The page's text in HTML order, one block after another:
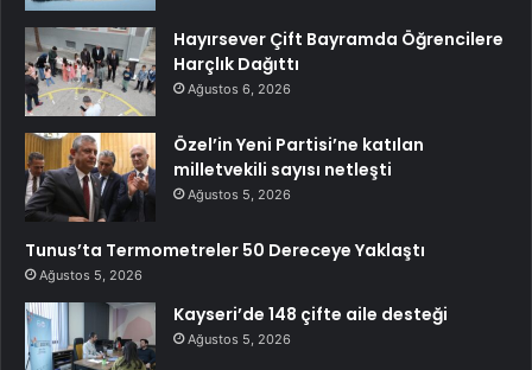
Hayırsever Çift Bayramda Öğrencilere
Harçlık Dağıttı
Ağustos 6, 2026
Özel’in Yeni Partisi’ne katılan
milletvekili sayısı netleşti
Ağustos 5, 2026
Tunus’ta Termometreler 50 Dereceye Yaklaştı
Ağustos 5, 2026
Kayseri’de 148 çifte aile desteği
Ağustos 5, 2026